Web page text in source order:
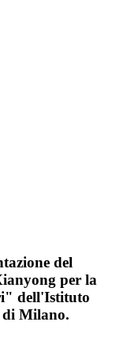
del
per la
dell'Istituto
di Milano.